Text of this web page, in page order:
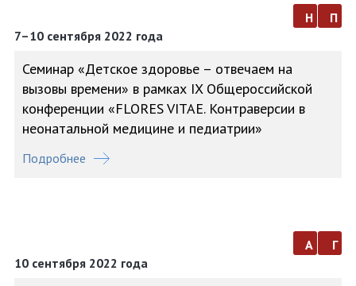
7–10 сентября 2022 года
н п
Семинар «Детское здоровье – отвечаем на
вызовы времени» в рамках IX Общероссийской
конференции «FLORES VITAE. Контраверсии в
неонатальной медицине и педиатрии»
Подробнее
10 сентября 2022 года
а г